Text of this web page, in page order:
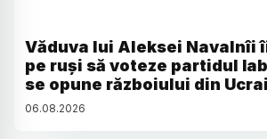
Văduva lui Aleksei Navalnîi
pe ruși să voteze partidul
se opune războiului din
06.08.2026